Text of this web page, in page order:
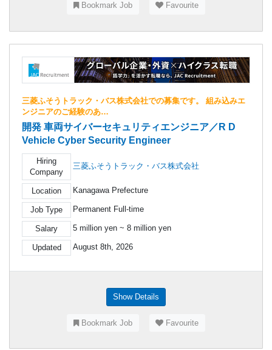
Bookmark Job Favourite
三菱ふそうトラック・バス株式会社での募集です。 組み込みエ
ンジニアのご経験のあ…
開発 車両サイバーセキュリティエンジニア／R D
Vehicle Cyber Security Engineer
Hiring
Company
三菱ふそうトラック・バス株式会社
Location Kanagawa Prefecture
Job Type Permanent Full-time
Salary 5 million yen ~ 8 million yen
Updated August 8th, 2026
Show Details
Bookmark Job Favourite